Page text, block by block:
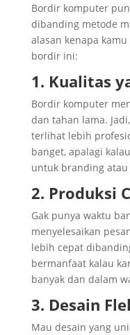
Bordir komputer
dibanding metode
alasan kenapa
bordir ini:
1. Kualitas
Bordir komputer
dan tahan lama.
terlihat lebih
banget, apalagi
untuk branding atau
2. Produksi
Gak punya waktu
menyelesaikan
lebih cepat
bermanfaat kalau
banyak dan dalam
3. Desain
Mau desain yang